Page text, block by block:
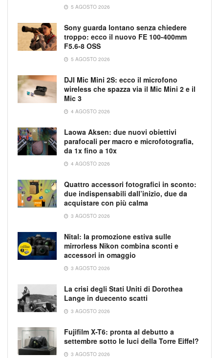
5 AGOSTO 2026
Sony guarda lontano senza chiedere
troppo: ecco il nuovo FE 100-400mm
F5.6-8 OSS
5 AGOSTO 2026
DJI Mic Mini 2S: ecco il microfono
wireless che spazza via il Mic Mini 2 e il
Mic 3
4 AGOSTO 2026
Laowa Aksen: due nuovi obiettivi
parafocali per macro e microfotografia,
da 1x fino a 10x
4 AGOSTO 2026
Quattro accessori fotografici in sconto:
due indispensabili dall’inizio, due da
acquistare con più calma
3 AGOSTO 2026
Nital: la promozione estiva sulle
mirrorless Nikon combina sconti e
accessori in omaggio
3 AGOSTO 2026
La crisi degli Stati Uniti di Dorothea
Lange in duecento scatti
3 AGOSTO 2026
Fujifilm X-T6: pronta al debutto a
settembre sotto le luci della Torre Eiffel?
3 AGOSTO 2026